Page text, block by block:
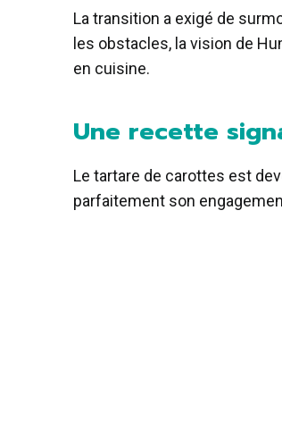
La transition a exigé de
les obstacles, la vision de
en cuisine.
Une recette
Le tartare de carottes est
parfaitement son